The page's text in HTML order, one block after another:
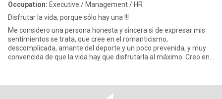
Occupation: Executive / Management / HR
Disfrutar la vida, porque sólo hay una !!!
Me considero una persona honesta y sincera si de expresar mis
sentimientos se trata, que cree en el romanticismo,
descomplicada, amante del deporte y un poco prevenida, y muy
convencida de que la vida hay que disfrutarla al máximo. Creo en